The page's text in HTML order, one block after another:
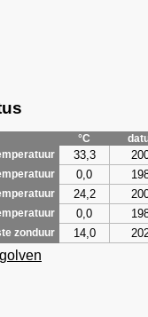
°C
33,3
0,0
24,2
0,0
zonduur 14,0